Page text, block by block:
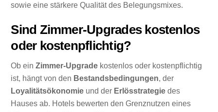
sowie eine stärkere Qualität des Belegungsmixes.
Sind Zimmer-Upgrades kostenlos
oder kostenpflichtig?
Ob einZimmer-Upgrade kostenlos oder kostenpflichtig
ist, hängt von den Bestandsbedingungen, der
Loyalitätsökonomie und der Erlösstrategie des
Hauses ab. Hotels bewerten den Grenznutzen eines